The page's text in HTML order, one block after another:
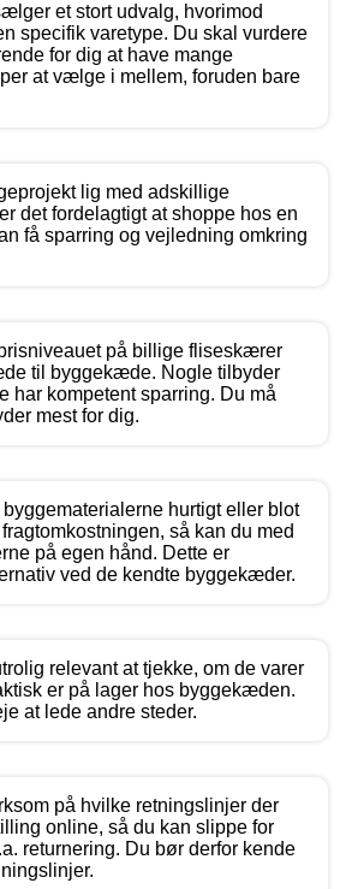
et stort udvalg, hvorimod
specifik varetype. Du skal vurdere
for dig at have mange
at vælge i mellem, foruden bare
lig med adskillige
det fordelagtigt at shoppe hos en
få sparring og vejledning omkring
på billige fliseskærer
til byggekæde. Nogle tilbyder
har kompetent sparring. Du må
mest for dig.
hurtigt eller blot
så kan du med
på egen hånd. Dette er
ved de kendte byggekæder.
relevant at tjekke, om de varer
er på lager hos byggekæden.
at lede andre steder.
på hvilke retningslinjer der
online, så du kan slippe for
returnering. Du bør derfor kende